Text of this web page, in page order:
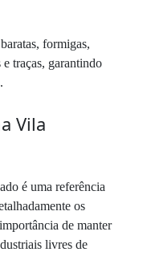
formigas,
traças, garantindo
Vila
é uma referência
os
de manter
livres de